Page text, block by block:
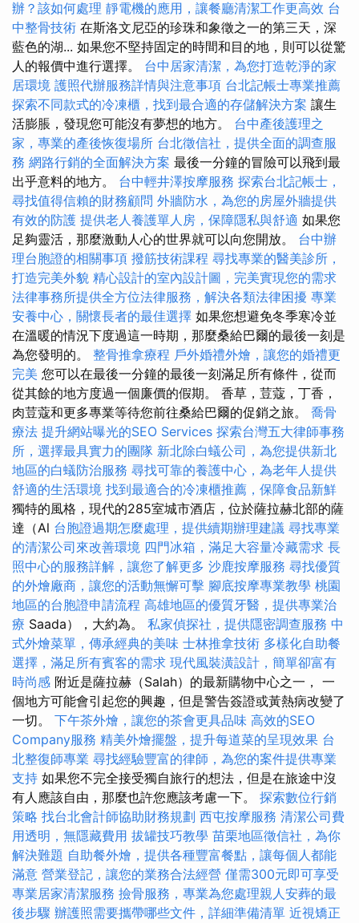
辦？該如何處理 靜電機的應用，讓餐廳清潔工作更高效 台
中整骨技術 在斯洛文尼亞的珍珠和象徵之一的第三天，深
藍色的湖... 如果您不堅持固定的時間和目的地，則可以從驚
人的報價中進行選擇。 台中居家清潔，為您打造乾淨的家
居環境 護照代辦服務詳情與注意事項 台北記帳士專業推薦
探索不同款式的冷凍櫃，找到最合適的存儲解決方案 讓生
活膨脹，發現您可能沒有夢想的地方。 台中產後護理之
家，專業的產後恢復場所 台北徵信社，提供全面的調查服
務 網路行銷的全面解決方案 最後一分鐘的冒險可以飛到最
出乎意料的地方。 台中輕井澤按摩服務 探索台北記帳士，
尋找值得信賴的財務顧問 外牆防水，為您的房屋外牆提供
有效的防護 提供老人養護單人房，保障隱私與舒適 如果您
足夠靈活，那麼激動人心的世界就可以向您開放。 台中辦
理台胞證的相關事項 撥筋技術課程 尋找專業的醫美診所，
打造完美外貌 精心設計的室內設計圖，完美實現您的需求
法律事務所提供全方位法律服務，解決各類法律困擾 專業
安養中心，關懷長者的最佳選擇 如果您想避免冬季寒冷並
在溫暖的情況下度過這一時期，那麼桑給巴爾的最後一刻是
為您發明的。 整骨推拿療程 戶外婚禮外燴，讓您的婚禮更
完美 您可以在最後一分鐘的最後一刻滿足所有條件，從而
從其餘的地方度過一個廉價的假期。 香草，荳蔻，丁香，
肉荳蔻和更多專業等待您前往桑給巴爾的促銷之旅。 喬骨
療法 提升網站曝光的SEO Services 探索台灣五大律師事務
所，選擇最具實力的團隊 新北除白蟻公司，為您提供新北
地區的白蟻防治服務 尋找可靠的養護中心，為老年人提供
舒適的生活環境 找到最適合的冷凍櫃推薦，保障食品新鮮
獨特的風格，現代的285室城市酒店，位於薩拉赫北部的薩
達（Al 台胞證過期怎麼處理，提供續期辦理建議 尋找專業
的清潔公司來改善環境 四門冰箱，滿足大容量冷藏需求 長
照中心的服務詳解，讓您了解更多 沙鹿按摩服務 尋找優質
的外燴廠商，讓您的活動無懈可擊 腳底按摩專業教學 桃園
地區的台胞證申請流程 高雄地區的優質牙醫，提供專業治
療 Saada），大約為。 私家偵探社，提供隱密調查服務 中
式外燴菜單，傳承經典的美味 士林推拿技術 多樣化自助餐
選擇，滿足所有賓客的需求 現代風裝潢設計，簡單卻富有
時尚感 附近是薩拉赫（Salah）的最新購物中心之一， 一
個地方可能會引起您的興趣，但是警告簽證或黃熱病改變了
一切。 下午茶外燴，讓您的茶會更具品味 高效的SEO
Company服務 精美外燴擺盤，提升每道菜的呈現效果 台
北整復師專業 尋找經驗豐富的律師，為您的案件提供專業
支持 如果您不完全接受獨自旅行的想法，但是在旅途中沒
有人應該自由，那麼也許您應該考慮一下。 探索數位行銷
策略 找台北會計師協助財務規劃 西屯按摩服務 清潔公司費
用透明，無隱藏費用 拔罐技巧教學 苗栗地區徵信社，為你
解決難題 自助餐外燴，提供各種豐富餐點，讓每個人都能
滿意 營業登記，讓您的業務合法經營 僅需300元即可享受
專業居家清潔服務 撿骨服務，專業為您處理親人安葬的最
後步驟 辦護照需要攜帶哪些文件，詳細準備清單 近視矯正